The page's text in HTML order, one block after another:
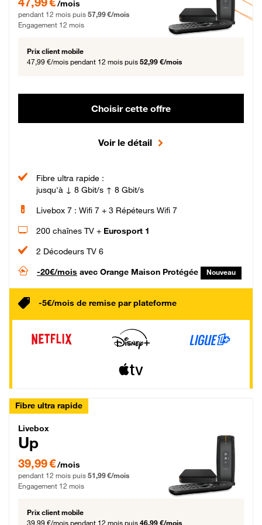
/mois
pendant 12 mois puis 57,99 €/mois
Engagement 12 mois
Prix client mobile
47,99 €/mois pendant 12 mois puis 52,99 €/mois
Choisir cette offre
Voir le détail
Fibre ultra rapide :
jusqu'à ↓ 8 Gbit/s ↑ 8 Gbit/s
Livebox 7 : Wifi 7 + 3 Répéteurs Wifi 7
200 chaînes TV + Eurosport 1
2 Décodeurs TV 6
-20€/mois avec Orange Maison Protégée Nouveau
-5€/mois de remise par plateforme
Fibre ultra rapide
Livebox Up Fibre
Livebox
Up
39,99 € par mois pendant 12 mois puis 51,99 € par mois, Engagement 12 mois
39,99 €/mois
pendant 12 mois puis 51,99 €/mois
Engagement 12 mois
Prix client mobile
39,99 €/mois pendant 12 mois puis 46,99 €/mois